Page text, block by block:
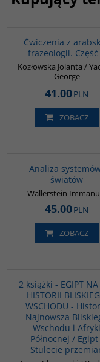
Ćwiczenia z
frazeologii. Część
Kozłowska Jolanta /
George
41.00PLN
ZOBACZ
Analiza
światów
Wallerstein
45.00PLN
ZOBACZ
2 książki - EGIPT NA
HISTORII
WSCHODU -
Najnowsza
Wschodu i Afryki
Północnej / Egipt
Stulecie